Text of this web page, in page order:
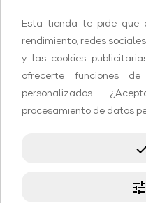
Esta tienda te pide que
rendimiento, redes
y las cookies
ofrecerte funciones
personalizados.
procesamiento de datos
tune